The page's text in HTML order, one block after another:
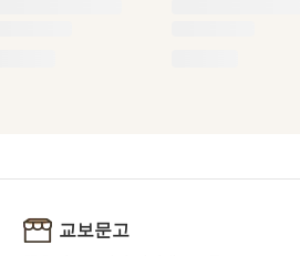
교보문고